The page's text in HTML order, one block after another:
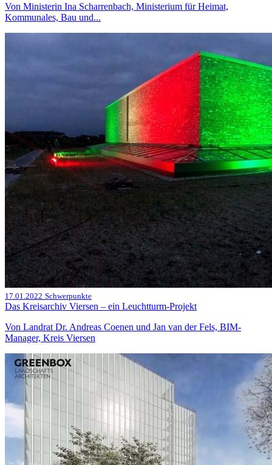
Von Ministerin Ina Scharrenbach, Ministerium für Heimat,
Kommunales, Bau und...
17.01.2022 Schwerpunkte
Das Kreisarchiv Viersen – ein Leuchtturm-Projekt
Von Landrat Dr. Andreas Coenen und Jan van der Fels, BIM-
Manager, Kreis Viersen